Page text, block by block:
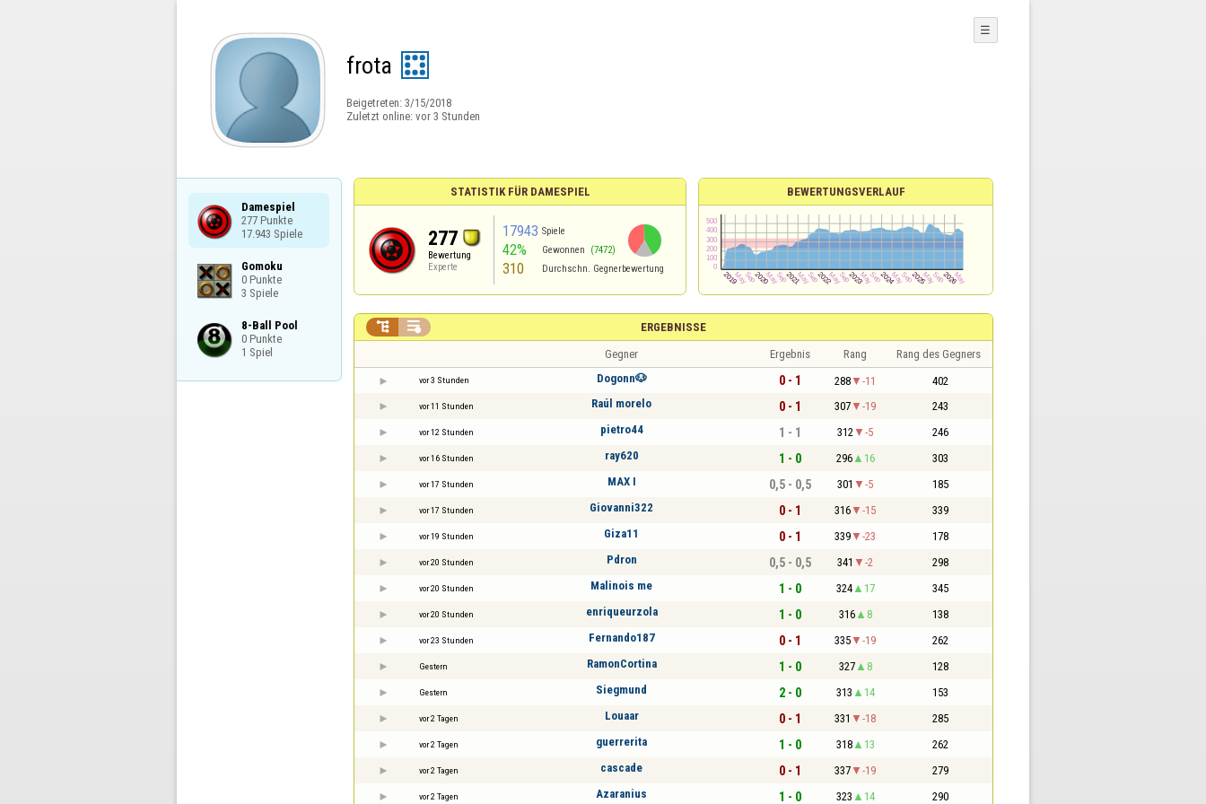
frota
Beigetreten: 3/15/2018
Zuletzt online: vor 3 Stunden
☰
Damespiel
277 Punkte
17.943 Spiele
Gomoku
0 Punkte
3 Spiele
8-Ball Pool
0 Punkte
1 Spiel
STATISTIK FÜR DAMESPIEL
277
Bewertung
Experte
17943 Spiele
42% Gewonnen (7472)
310 Durchschn. Gegnerbewertung
BEWERTUNGSVERLAUF
ERGEBNISSE
 
Gegner Ergebnis Rang Rang des Gegners
vor 3 Stunden Dogonn🐶 0 - 1 288 -11 402
vor 11 Stunden Raúl morelo 0 - 1 307 -19 243
vor 12 Stunden pietro44 1 - 1 312 -5 246
vor 16 Stunden ray620 1 - 0 296 16 303
vor 17 Stunden MAX I 0,5 - 0,5 301 -5 185
vor 17 Stunden Giovanni322 0 - 1 316 -15 339
vor 19 Stunden Giza11 0 - 1 339 -23 178
vor 20 Stunden Pdron 0,5 - 0,5 341 -2 298
vor 20 Stunden Malinois me 1 - 0 324 17 345
vor 20 Stunden enriqueurzola 1 - 0 316 8 138
vor 23 Stunden Fernando187 0 - 1 335 -19 262
Gestern RamonCortina 1 - 0 327 8 128
Gestern Siegmund 2 - 0 313 14 153
vor 2 Tagen Louaar 0 - 1 331 -18 285
vor 2 Tagen guerrerita 1 - 0 318 13 262
vor 2 Tagen cascade 0 - 1 337 -19 279
vor 2 Tagen Azaranius 1 - 0 323 14 290